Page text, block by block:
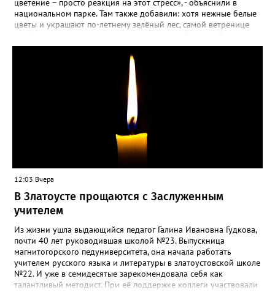
цветение – просто реакция на этот стресс», - объяснили в
национальном парке. Там также добавили: хотя нежные белые
цветы и украшают по-летнему зелёный лес, самой ветренице
силы перед долгой зимовкой.
12:03 Вчера
В Златоусте прощаются с Заслуженным
учителем
Из жизни ушла выдающийся педагог Галина Ивановна Гудкова,
почти 40 лет руководившая школой №23. Выпускница
магнитогорского педуниверситета, она начала работать
учителем русского языка и литературы в златоустовской школе
№22. И уже в семидесятые зарекомендовала себя как
талантливый методист. При её поддержке коллеги участвовали